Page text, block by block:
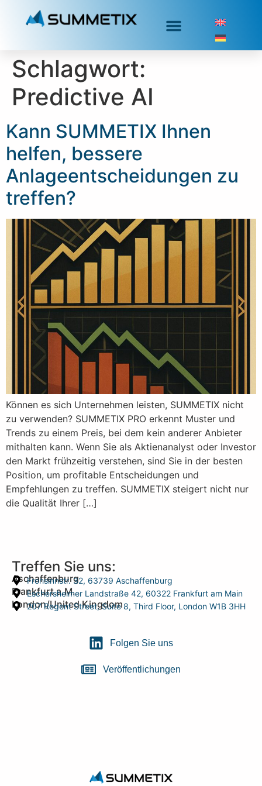
Schlagwort:
Predictive AI
Kann SUMMETIX Ihnen
helfen, bessere
Anlageentscheidungen zu
treffen?
Können es sich Unternehmen leisten, SUMMETIX nicht
zu verwenden? SUMMETIX PRO erkennt Muster und
Trends zu einem Preis, bei dem kein anderer Anbieter
mithalten kann. Wenn Sie als Aktienanalyst oder Investor
den Markt frühzeitig verstehen, sind Sie in der besten
Position, um profitable Entscheidungen und
Empfehlungen zu treffen. SUMMETIX steigert nicht nur
die Qualität Ihrer […]
Treffen Sie uns:
Aschaffenburg
Frohsinnstr. 32, 63739 Aschaffenburg
Frankfurt a.M.
Eschersheimer Landstraße 42, 60322 Frankfurt am Main
London/United Kingdom
207 Regent Street, Suite 8, Third Floor, London W1B 3HH
Folgen Sie uns
Veröffentlichungen